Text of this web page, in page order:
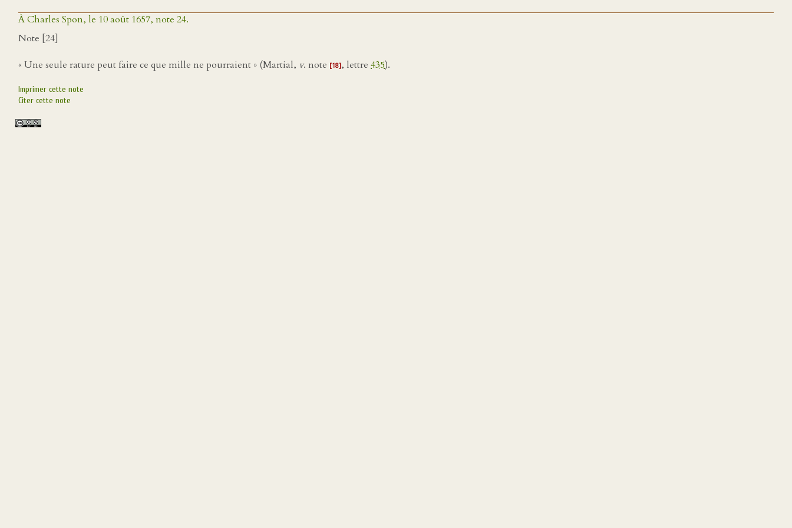
À Charles Spon, le 10 août 1657, note 24.
Note [24]
« Une seule rature peut faire ce que mille ne pourraient » (Martial, v. note [18], lettre 435).
Imprimer cette note
Citer cette note